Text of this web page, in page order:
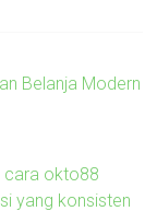
Belanja Modern
cara okto88
yang konsisten